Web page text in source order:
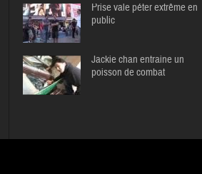
Prise vale péter extrême en
public
Jackie chan entraine un
poisson de combat